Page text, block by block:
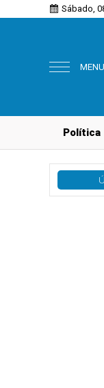
Sábado,
MENU
Política
55content abre pré-